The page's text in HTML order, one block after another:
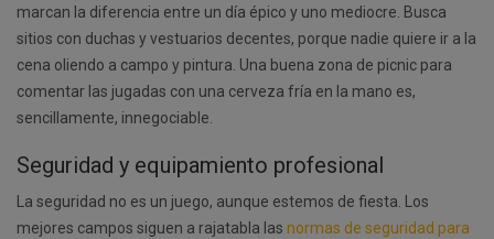
marcan la diferencia entre un día épico y uno mediocre. Busca
sitios con duchas y vestuarios decentes, porque nadie quiere ir a la
cena oliendo a campo y pintura. Una buena zona de picnic para
comentar las jugadas con una cerveza fría en la mano es,
sencillamente, innegociable.
Seguridad y equipamiento profesional
La seguridad no es un juego, aunque estemos de fiesta. Los
mejores campos siguen a rajatabla las normas de seguridad para